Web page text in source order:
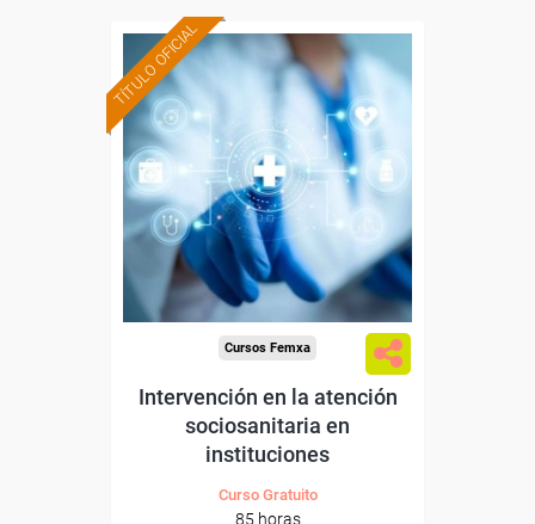
TÍTULO OFICIAL
Formación 100%
subvencionada.
Para desempleados,
trabajadores y autónomos
de Cataluña.
Para todos los sectores.
Cursos Femxa
Intervención en la atención
sociosanitaria en
instituciones
Curso Gratuito
85 horas